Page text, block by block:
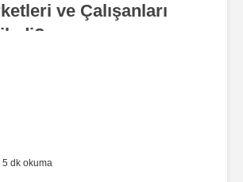
ve Çalışanları
5 dk okuma